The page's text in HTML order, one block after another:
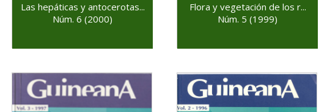
Las hepáticas y antocerotas...
Núm. 6 (2000)
Flora y vegetación de los r...
Núm. 5 (1999)